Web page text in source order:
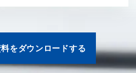
をダウンロードする